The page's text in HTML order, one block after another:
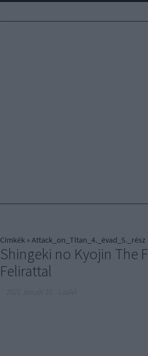
Címkék » Attack_on_Titan_4._évad_5._rész
Shingeki no Kyojin The
Felirattal